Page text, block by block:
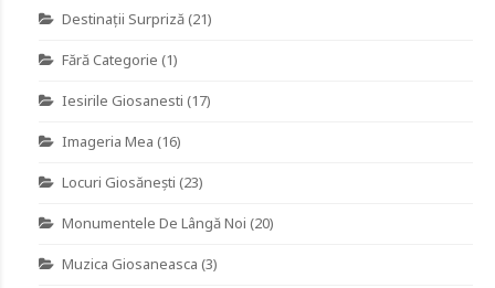
Destinaţii Surpriză(21)
Fără Categorie (1)
Iesirile Giosanesti (17)
Imageria Mea (16)
Locuri Giosănești (23)
Monumentele De Lângă Noi (20)
Muzica Giosaneasca (3)